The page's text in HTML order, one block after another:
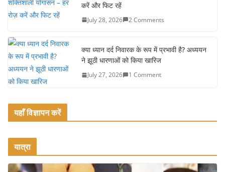
k करें और फिट रहें
July 28, 2026 2 Comments
क्या ध्यान दर्द निवारक के रूप में प्रभावी है? अध्ययन
ने झूठी धारणाओं को किया खारिज
July 27, 2026 1 Comment
यहाँ विज्ञापन करें
यात्रा